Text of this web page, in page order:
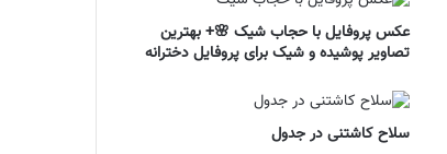
عکس پروفایل با حجاب شیک 🌸+ بهترین
تصاویر پوشیده و شیک برای پروفایل دخترانه
سلاح کاشتنی در جدول